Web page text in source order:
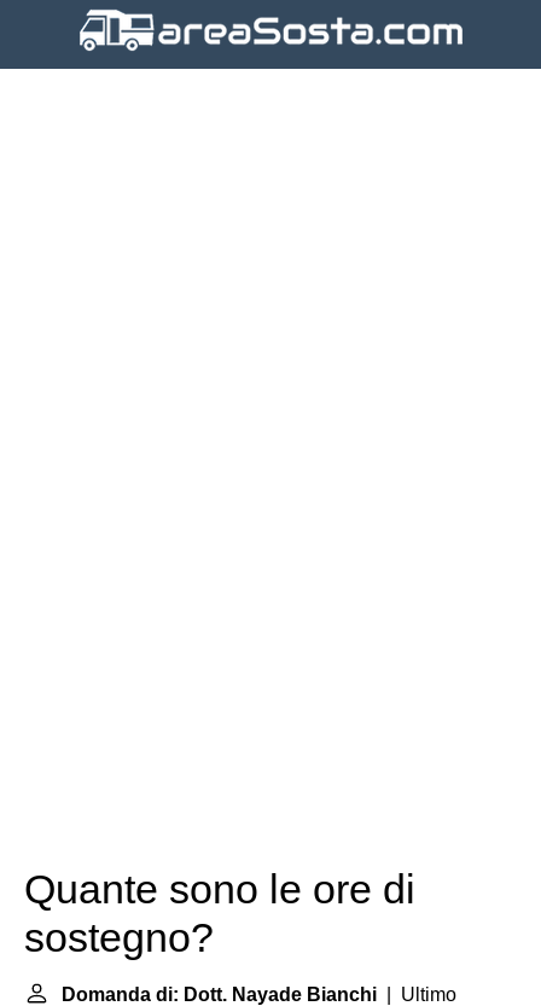
Quante sono le ore di
sostegno?
Domanda di: Dott. Nayade Bianchi | Ultimo